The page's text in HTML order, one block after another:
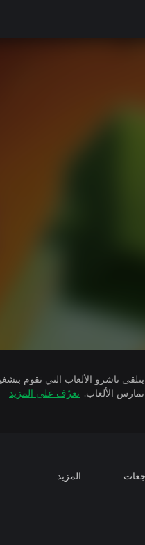
تمارس الألعاب. تعرّف على المزيد
المزيد